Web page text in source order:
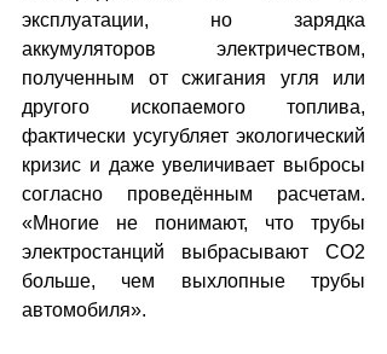
эксплуатации, но зарядка
аккумуляторов электричеством,
полученным от сжигания угля или
другого ископаемого топлива,
фактически усугубляет экологический
кризис и даже увеличивает выбросы
согласно проведённым расчетам.
«Многие не понимают, что трубы
электростанций выбрасывают СО2
больше, чем выхлопные трубы
автомобиля».